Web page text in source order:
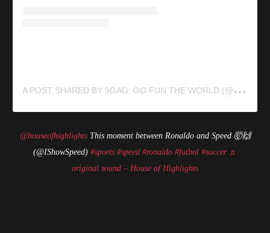
A
POST SHARED BY 9GAG: GO FUN THE WORLD (@9GAG)
@houseofhighlightsThis moment between Ronaldo and Speed 🤯🙌
(@IShowSpeed) #sports #speed #ronaldo #futbol #soccer ♬
original sound – House of Highlights